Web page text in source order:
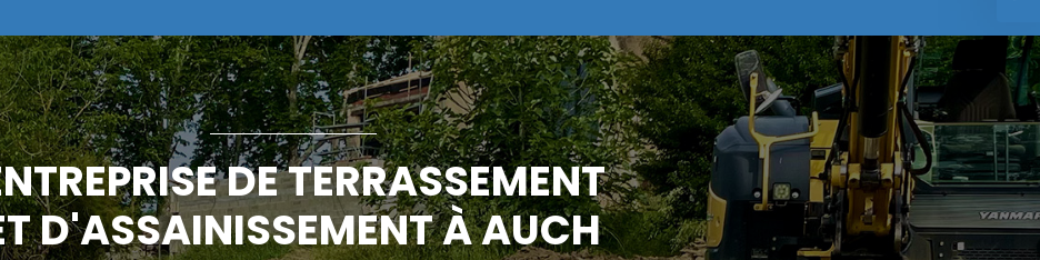
Prestations en terrassement
Réalisations
Nos prestations
Réalisations
Prestations en piscine
Réalisations
DE TERRASSEMENT
D'ASSAINISSEMENT À AUCH